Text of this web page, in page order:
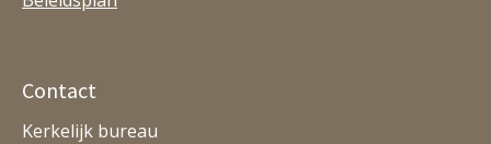
Contact
Kerkelijk bureau